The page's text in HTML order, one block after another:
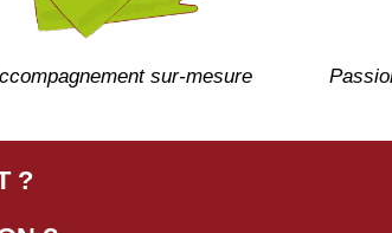
sur-mesure
?